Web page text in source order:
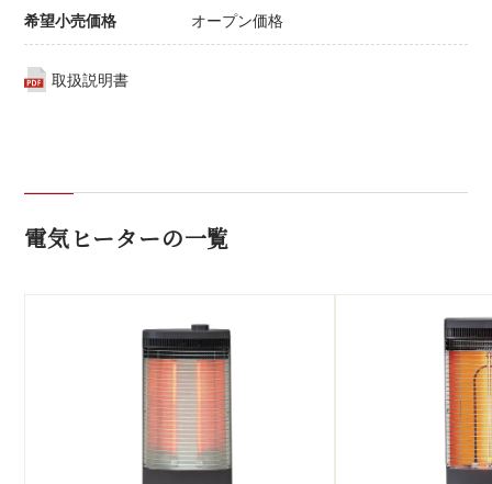
希望小売価格 オープン価格
取扱説明書
電気ヒーターの一覧